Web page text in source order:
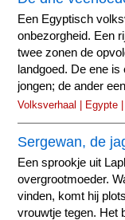
Een Egyptisch
onbezorgheid. Een
twee zonen de
landgoed. De ene
jongen; de ander
Volksverhaal | Egypte
Sergewan, de
Een sprookje uit
overgrootmoeder.
vinden, komt hij
vrouwtje tegen. Het